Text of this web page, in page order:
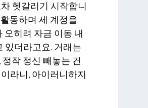
헷갈리기 시작합니
동하며 세 계정을
히려 자금 이동 내
있더라고요. 거래는
작 정신 빼놓는 건
라니, 아이러니하지